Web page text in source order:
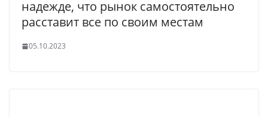
надежде, что рынок самостоятельно
расставит все по своим местам
05.10.2023